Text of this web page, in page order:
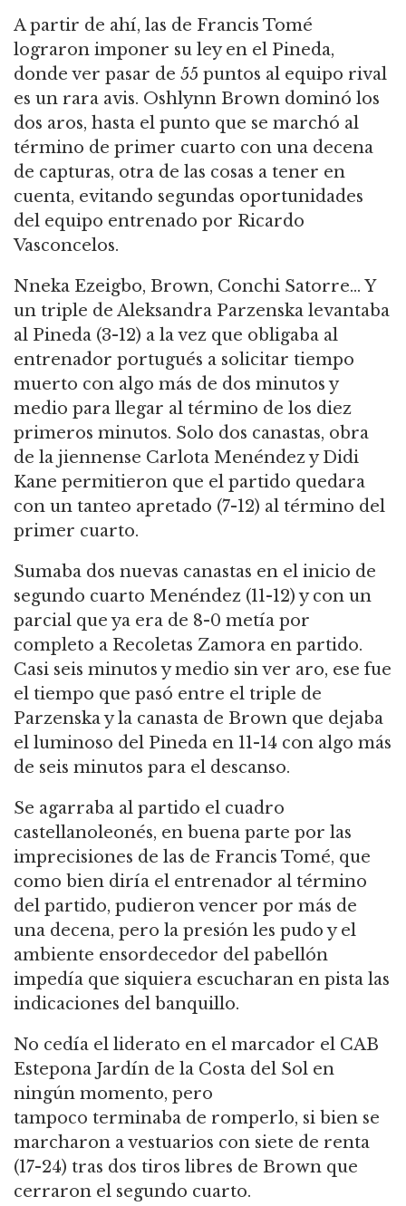
A partir de ahí, las de Francis Tomé
lograron imponer su ley en el Pineda,
donde ver pasar de 55 puntos al equipo rival
es un rara avis. Oshlynn Brown dominó los
dos aros, hasta el punto que se marchó al
término de primer cuarto con una decena
de capturas, otra de las cosas a tener en
cuenta, evitando segundas oportunidades
del equipo entrenado por Ricardo
Vasconcelos.
Nneka Ezeigbo, Brown, Conchi Satorre… Y
un triple de Aleksandra Parzenska levantaba
al Pineda (3-12) a la vez que obligaba al
entrenador portugués a solicitar tiempo
muerto con algo más de dos minutos y
medio para llegar al término de los diez
primeros minutos. Solo dos canastas, obra
de la jiennense Carlota Menéndez y Didi
Kane permitieron que el partido quedara
con un tanteo apretado (7-12) al término del
primer cuarto.
Sumaba dos nuevas canastas en el inicio de
segundo cuarto Menéndez (11-12) y con un
parcial que ya era de 8-0 metía por
completo a Recoletas Zamora en partido.
Casi seis minutos y medio sin ver aro, ese fue
el tiempo que pasó entre el triple de
Parzenska y la canasta de Brown que dejaba
el luminoso del Pineda en 11-14 con algo más
de seis minutos para el descanso.
Se agarraba al partido el cuadro
castellanoleonés, en buena parte por las
imprecisiones de las de Francis Tomé, que
como bien diría el entrenador al término
del partido, pudieron vencer por más de
una decena, pero la presión les pudo y el
ambiente ensordecedor del pabellón
impedía que siquiera escucharan en pista las
indicaciones del banquillo.
No cedía el liderato en el marcador el CAB
Estepona Jardín de la Costa del Sol en
ningún momento, pero
tampoco terminaba de romperlo, si bien se
marcharon a vestuarios con siete de renta
(17-24) tras dos tiros libres de Brown que
cerraron el segundo cuarto.